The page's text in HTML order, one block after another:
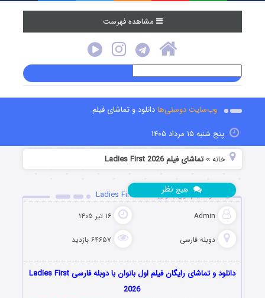
مشاهده فهرست
وب‌سایت دوستی‌هادانلود و تماشای فیلم
پنج شنبه ۱۵ مرداد ۱۴۰۵
خانه »تماشای فیلم Ladies First 2026
دانلود فیلم اول بانوان Ladies First 2026
Admin ۱۶ تیر ۱۴۰۵
دوبله فارسی ۶۴۶۵۷ بازدید
هیچ نظر
دانلود و تماشای رایگان فیلم اول بانوان با دوبله فارسی Ladies First
2026